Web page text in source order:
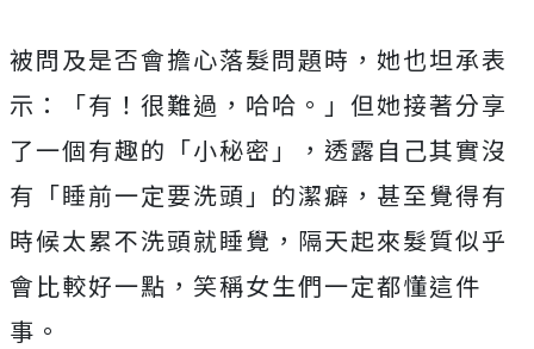
被問及是否會擔心落髮問題時，她也坦承表
示：「有！很難過，哈哈。」但她接著分享
了一個有趣的「小秘密」，透露自己其實沒
有「睡前一定要洗頭」的潔癖，甚至覺得有
時候太累不洗頭就睡覺，隔天起來髮質似乎
會比較好一點，笑稱女生們一定都懂這件
事。